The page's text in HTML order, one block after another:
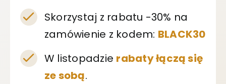
Skorzystaj z rabatu -30% na
zamówienie z kodem: BLACK30
W listopadzie rabaty łączą się
ze sobą.